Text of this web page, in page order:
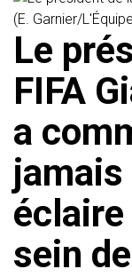
Le
FIFA
a
jamais
sein